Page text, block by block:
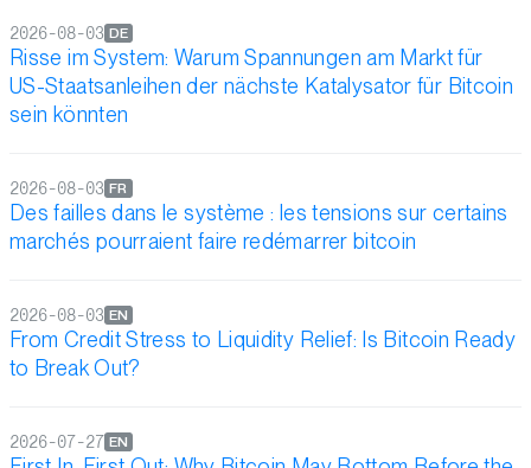
Risse im System: Warum Spannungen am Markt für
US-Staatsanleihen der nächste Katalysator für Bitcoin
sein könnten
DE
2026-08-03
Des failles dans le système : les tensions sur certains
marchés pourraient faire redémarrer bitcoin
FR
2026-08-03
From Credit Stress to Liquidity Relief: Is Bitcoin Ready
to Break Out?
EN
2026-08-03
EN
2026-07-27